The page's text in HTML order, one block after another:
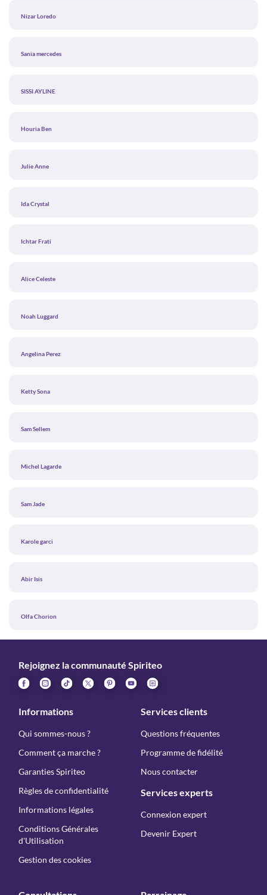
Nizar Loredo
Sania mercedes
SISSI AYLINE
Houria Ben
Julie Anne
Ida Crystal
Ichtar Frati
Alice Celeste
Noah Luggard
Angelina Perez
Ketty Sona
Sam Sellem
Michel Lagarde
Sam Jade
Karole garci
Abir Isis
Olfa Chorion
Rejoignez la communauté Spiriteo
Informations
Qui sommes-nous ?
Comment ça marche ?
Garanties Spiriteo
Règles de confidentialité
Informations légales
Conditions Générales
d'Utilisation
Gestion des cookies
Services clients
Questions fréquentes
Programme de fidélité
Nous contacter
Services experts
Connexion expert
Devenir Expert